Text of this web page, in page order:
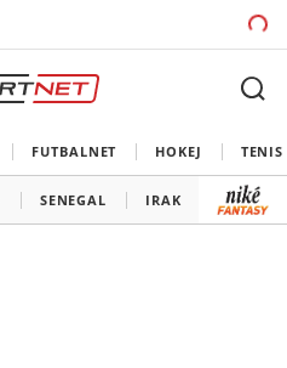
FUTBALNET HOKEJ TENIS
SENEGAL IRAK NÓRSKO